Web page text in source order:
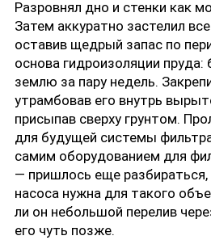
Разровнял дно и стенки как
Затем аккуратно застелил
оставив щедрый запас по
основа гидроизоляции пруда:
землю за пару недель.
утрамбовав его внутрь
присыпав сверху грунтом.
для будущей системы
самим оборудованием для
— пришлось еще
насоса нужна для такого
ли он небольшой перелив
его чуть позже.